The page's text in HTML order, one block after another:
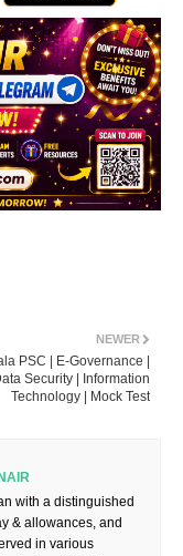
NEWER
PSC | E-Governance |
Security | Information
Technology | Mock Test
with a distinguished
& allowances, and
in various